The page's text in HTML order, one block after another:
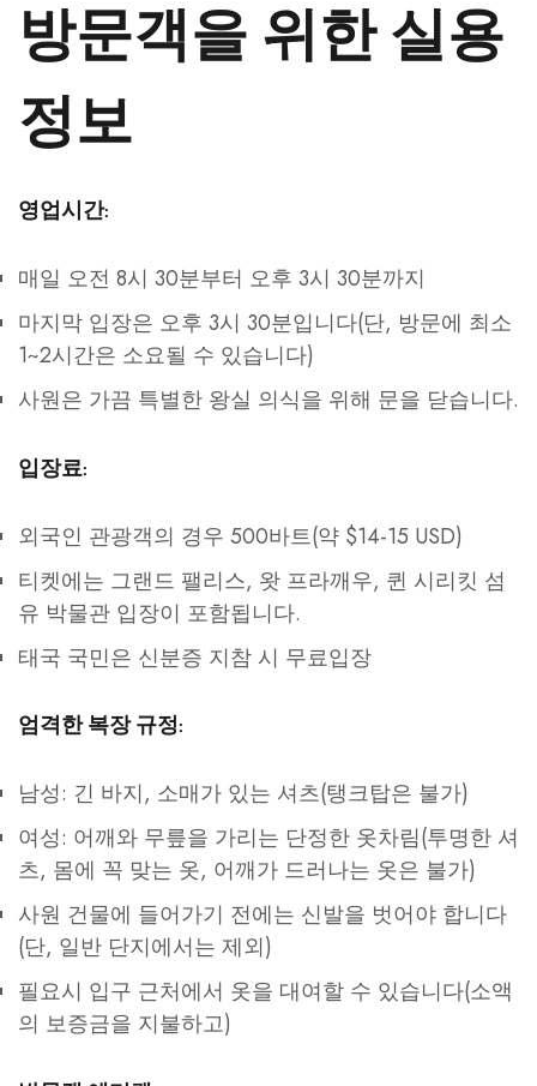
방문객을 위한 실용
정보
영업시간:
매일 오전 8시 30분부터 오후 3시 30분까지
마지막 입장은 오후 3시 30분입니다(단, 방문에 최소
1~2시간은 소요될 수 있습니다)
사원은 가끔 특별한 왕실 의식을 위해 문을 닫습니다.
입장료:
외국인 관광객의 경우 500바트(약 $14-15 USD)
티켓에는 그랜드 팰리스, 왓 프라깨우, 퀸 시리킷 섬
유 박물관 입장이 포함됩니다.
태국 국민은 신분증 지참 시 무료입장
엄격한 복장 규정:
남성: 긴 바지, 소매가 있는 셔츠(탱크탑은 불가)
여성: 어깨와 무릎을 가리는 단정한 옷차림(투명한 셔
츠, 몸에 꼭 맞는 옷, 어깨가 드러나는 옷은 불가)
사원 건물에 들어가기 전에는 신발을 벗어야 합니다
(단, 일반 단지에서는 제외)
필요시 입구 근처에서 옷을 대여할 수 있습니다(소액
의 보증금을 지불하고)